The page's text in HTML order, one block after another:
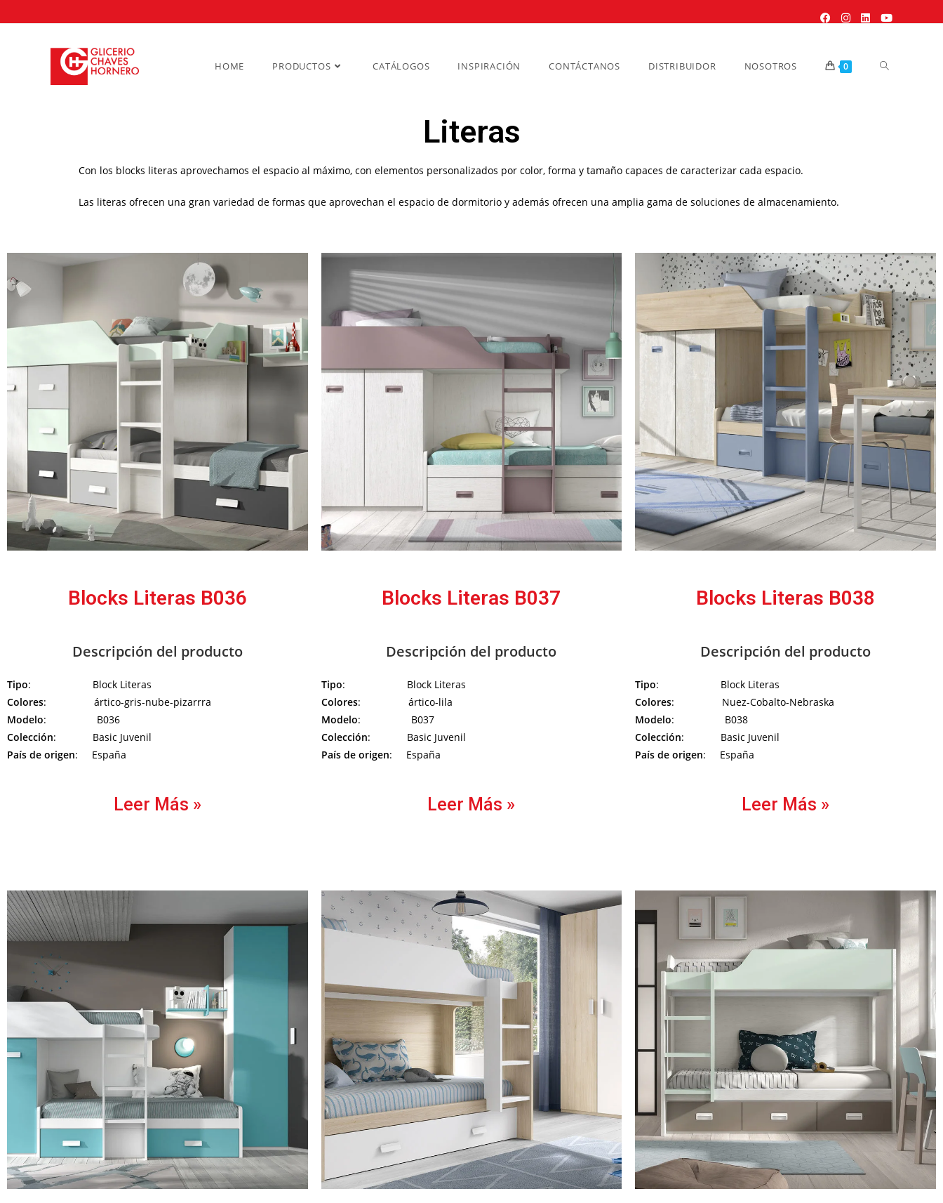
HOME PRODUCTOS CATÁLOGOS INSPIRACIÓN CONTÁCTANOS DISTRIBUIDOR NOSOTROS 0
Literas
Con los blocks literas aprovechamos el espacio al máximo, con elementos personalizados por color, forma y tamaño capaces de caracterizar cada espacio.
Las literas ofrecen una gran variedad de formas que aprovechan el espacio de dormitorio y además ofrecen una amplia gama de soluciones de almacenamiento.
Blocks Literas B036
Descripción del producto
Tipo: Block Literas
Colores: ártico-gris-nube-pizarrra
Modelo: B036
Colección: Basic Juvenil
País de origen: España
Leer Más »
Blocks Literas B037
Descripción del producto
Tipo: Block Literas
Colores: ártico-lila
Modelo: B037
Colección: Basic Juvenil
País de origen: España
Leer Más »
Blocks Literas B038
Descripción del producto
Tipo: Block Literas
Colores: Nuez-Cobalto-Nebraska
Modelo: B038
Colección: Basic Juvenil
País de origen: España
Leer Más »